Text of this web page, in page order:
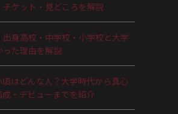
チケット・見どころを解説
出身高校・中学校・小学校と大学
った理由を解説
はどんな人？大学時代から真心
成・デビューまでを紹介